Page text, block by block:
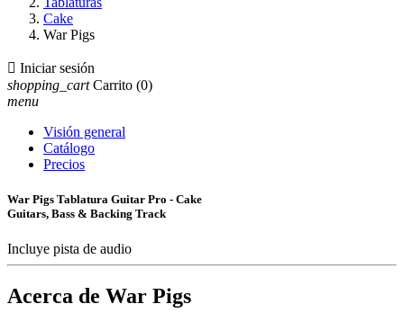
Cake
War Pigs
 Iniciar sesión
shopping_cart Carrito (0)
menu
Visión general
Catálogo
Precios
War Pigs Tablatura Guitar Pro - Cake
Guitars, Bass & Backing Track
Incluye pista de audio
Acerca de War Pigs